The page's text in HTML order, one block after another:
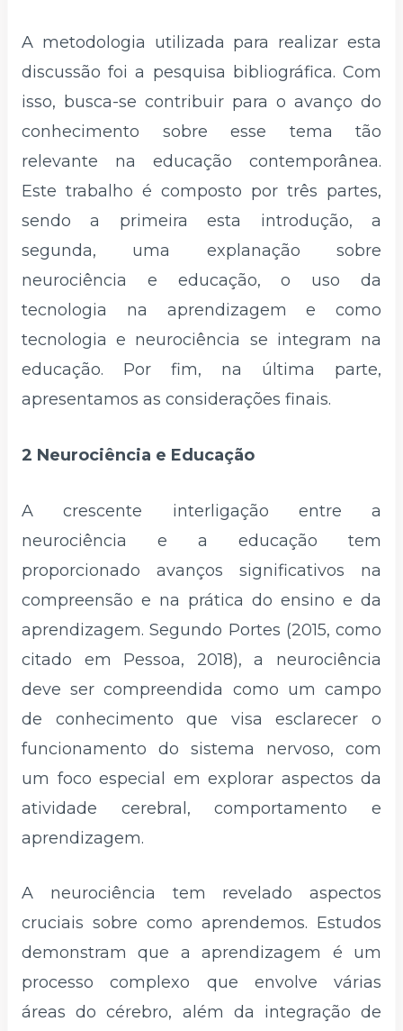
A metodologia utilizada para realizar esta
discussão foi a pesquisa bibliográfica. Com
isso, busca-se contribuir para o avanço do
conhecimento sobre esse tema tão
relevante na educação contemporânea.
Este trabalho é composto por três partes,
sendo a primeira esta introdução, a
segunda, uma explanação sobre
neurociência e educação, o uso da
tecnologia na aprendizagem e como
tecnologia e neurociência se integram na
educação. Por fim, na última parte,
apresentamos as considerações finais.
2 Neurociência e Educação
A crescente interligação entre a
neurociência e a educação tem
proporcionado avanços significativos na
compreensão e na prática do ensino e da
aprendizagem. Segundo Portes (2015, como
citado em Pessoa, 2018), a neurociência
deve ser compreendida como um campo
de conhecimento que visa esclarecer o
funcionamento do sistema nervoso, com
um foco especial em explorar aspectos da
atividade cerebral, comportamento e
aprendizagem.
A neurociência tem revelado aspectos
cruciais sobre como aprendemos. Estudos
demonstram que a aprendizagem é um
processo complexo que envolve várias
áreas do cérebro, além da integração de